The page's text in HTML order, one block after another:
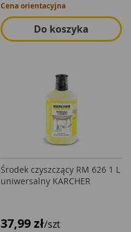
Cena orientacyjna
Do koszyka
Środek czyszczący RM 626 1 L
uniwersalny KARCHER
37,99 zł/szt